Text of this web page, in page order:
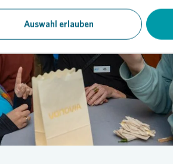
Auswahl erlauben
Loading...